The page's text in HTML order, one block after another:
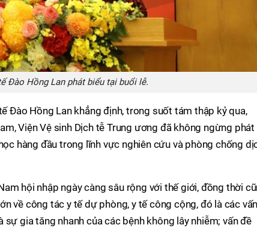
Đào Hồng Lan phát biểu tại buổi lễ.
Đào Hồng Lan khẳng định, trong suốt tám thập kỷ qua,
Viện Vệ sinh Dịch tễ Trung ương đã không ngừng phát
hàng đầu trong lĩnh vực nghiên cứu và phòng chống
hội nhập ngày càng sâu rộng với thế giới, đồng thời
về công tác y tế dự phòng, y tế công cộng, đó là các vấn
gia tăng nhanh của các bệnh không lây nhiễm; vấn đề